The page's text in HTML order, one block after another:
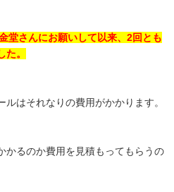
堂さんにお願いして以来、2回とも
。
はそれなりの費用がかかります。
かるのか費用を見積もってもらうの